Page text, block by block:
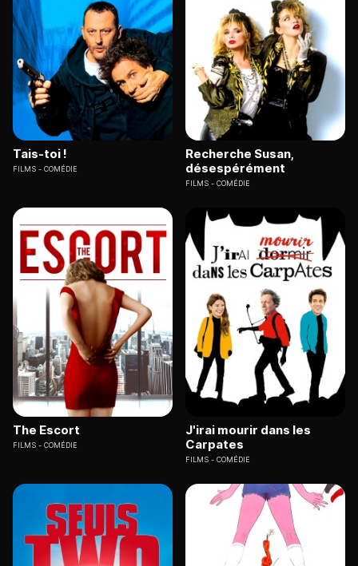
Tais-toi !
FILMS COMÉDIE
Recherche Susan,
désespérément
FILMS COMÉDIE
The Escort
FILMS COMÉDIE
J'irai mourir dans les
Carpates
FILMS COMÉDIE